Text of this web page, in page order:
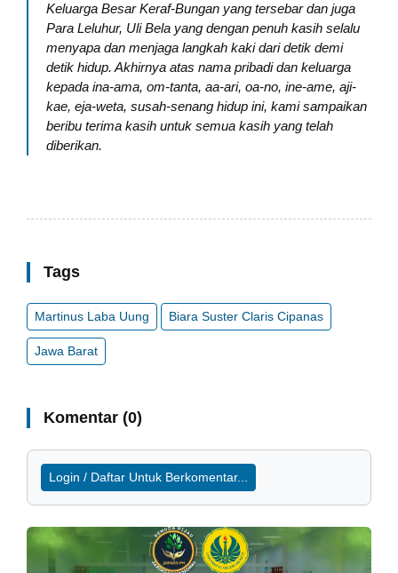
Keluarga Besar Keraf-Bungan yang tersebar dan juga
Para Leluhur, Uli Bela yang dengan penuh kasih selalu
menyapa dan menjaga langkah kaki dari detik demi
detik hidup. Akhirnya atas nama pribadi dan keluarga
kepada ina-ama, om-tanta, aa-ari, oa-no, ine-ame, aji-
kae, eja-weta, susah-senang hidup ini, kami sampaikan
beribu terima kasih untuk semua kasih yang telah
diberikan.
Tags
Martinus Laba Uung Biara Suster Claris Cipanas
Jawa Barat
Komentar (0)
Login / Daftar Untuk Berkomentar...